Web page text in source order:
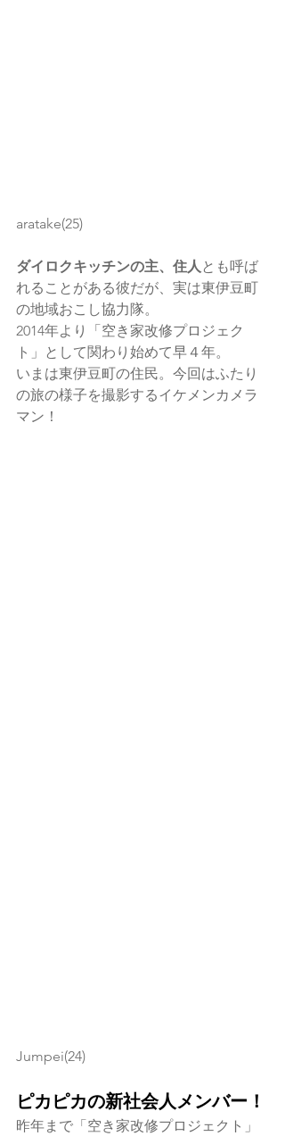
aratake(25)
ダイロクキッチンの主、住人 とも呼ば
れることがある彼だが、実は東伊豆町
の地域おこし協力隊。
2014年より「空き家改修プロジェク
ト」として関わり始めて早４年。
いまは東伊豆町の住民。今回はふたり
の旅の様子を撮影するイケメンカメラ
マン！
Jumpei(24)
ピカピカの新社会人メンバー！
昨年まで「空き家改修プロジェクト」